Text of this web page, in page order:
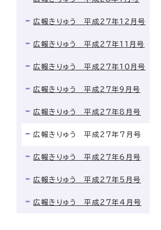
広報きりゅう 平成27年12月号
広報きりゅう 平成27年11月号
広報きりゅう 平成27年10月号
広報きりゅう 平成27年9月号
広報きりゅう 平成27年8月号
広報きりゅう 平成27年7月号
広報きりゅう 平成27年6月号
広報きりゅう 平成27年5月号
広報きりゅう 平成27年4月号